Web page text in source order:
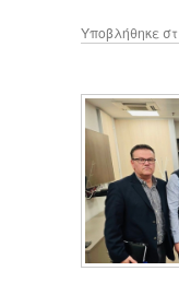
Υποβλήθηκε